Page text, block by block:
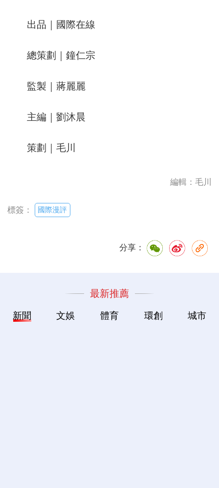
出品｜國際在線
總策劃｜鐘仁宗
監製｜蔣麗麗
主編｜劉沐晨
策劃｜毛川
編輯：毛川
標簽： 國際漫評
分享：
最新推薦
新聞 文娛 體育 環創 城市